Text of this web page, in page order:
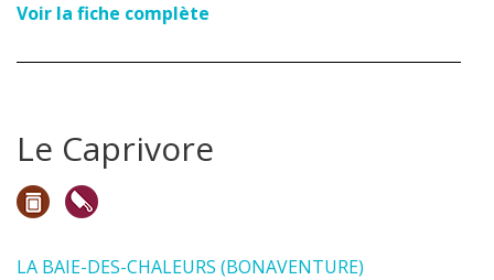
Voir la fiche complète
Le Caprivore
LA BAIE-DES-CHALEURS (BONAVENTURE)